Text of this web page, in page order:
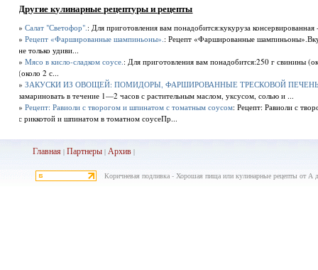
Другие кулинарные рецептуры и рецепты
»Салат "Светофор". : Для приготовления вам понадобится:кукуруза
»Рецепт «Фаршированные шампиньоны». : Рецепт «Фаршированные
не только удиви...
»Мясо в кисло-сладком соусе. : Для приготовления вам понадобится:250 г свинины
(около 2 с...
»ЗАКУСКИ ИЗ ОВОЩЕЙ: ПОМИДОРЫ, ФАРШИРОВАННЫЕ ТРЕСКОВОЙ
замариновать в течение 1—2 часов с растительным маслом, уксусом, солью и ...
»Рецепт: Равиоли с творогом и шпинатом с томатным соусом: Рецепт: Равиоли с
с риккотой и шпинатом в томатном соусеПр...
Главная |Партнеры |Архив |
Коричневая подливка - Хорошая пища или кулинарные рецепты от А